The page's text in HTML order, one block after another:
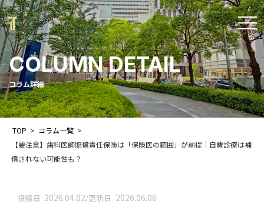
t
o
g
g
l
e
n
COLUMN DETAIL
コラム詳細
TOP > コラム一覧 >
【要注意】歯科医師賠償責任保険は「保険医の範囲」が前提｜自費診療は補
償されない可能性も？
投稿日 2026.04.02/更新日 2026.06.06